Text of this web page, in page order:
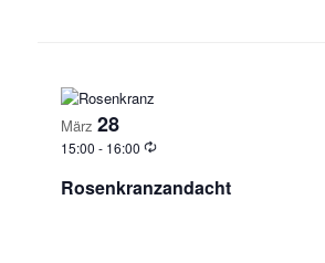
März 28
15:00 - 16:00
Rosenkranzandacht